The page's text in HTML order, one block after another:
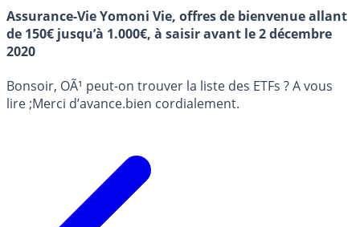
Assurance-Vie Yomoni Vie, offres de bienvenue allant
de 150€ jusqu’à 1.000€, à saisir avant le 2 décembre
2020
Bonsoir, OÃ¹ peut-on trouver la liste des ETFs ? A vous
lire ;Merci d’avance.bien cordialement.